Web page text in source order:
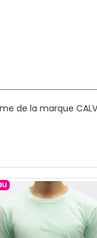
de la marque